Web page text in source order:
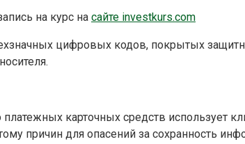
на курс на сайте investkurs.com
цифровых кодов, покрытых
платежных карточных средств использует
причин для опасений за сохранность